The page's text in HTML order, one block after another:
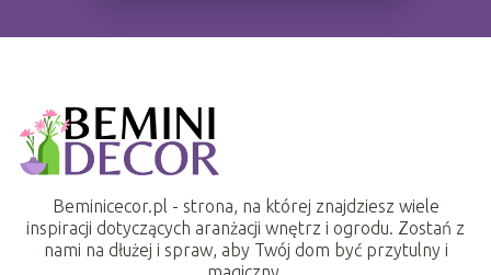
Beminicecor.pl - strona, na której znajdziesz wiele
inspiracji dotyczących aranżacji wnętrz i ogrodu. Zostań z
nami na dłużej i spraw, aby Twój dom być przytulny i